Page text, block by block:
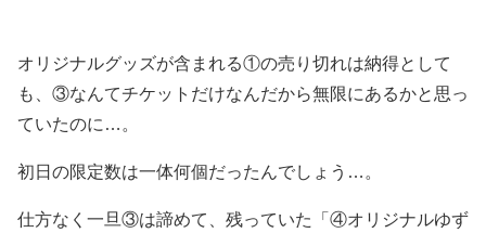
オリジナルグッズが含まれる①の売り切れは納得として
も、③なんてチケットだけなんだから無限にあるかと思っ
ていたのに…。
初日の限定数は一体何個だったんでしょう…。
仕方なく一旦③は諦めて、残っていた「④オリジナルゆず